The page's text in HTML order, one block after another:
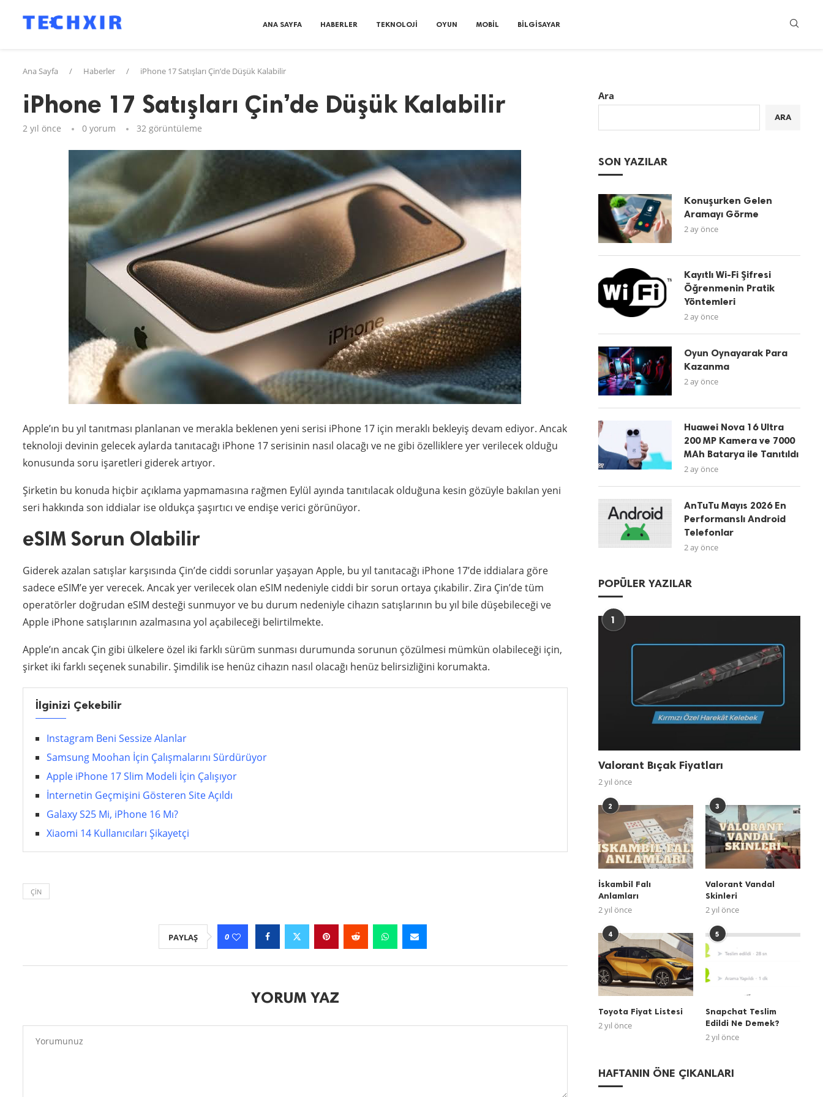
ANA SAYFA HABERLER TEKNOLOJI OYUN MOBIL BILGISAYAR
Ana Sayfa / Haberler / iPhone 17 Satışları Çin’de Düşük Kalabilir
iPhone 17 Satışları Çin’de Düşük Kalabilir
2 yıl önce 0 yorum 32 görüntüleme
Apple’ın bu yıl tanıtması planlanan ve merakla beklenen yeni serisi iPhone 17 için meraklı bekleyiş devam ediyor. Ancak
teknoloji devinin gelecek aylarda tanıtacağı iPhone 17 serisinin nasıl olacağı ve ne gibi özelliklere yer verilecek olduğu
konusunda soru işaretleri giderek artıyor.
Şirketin bu konuda hiçbir açıklama yapmamasına rağmen Eylül ayında tanıtılacak olduğuna kesin gözüyle bakılan yeni
seri hakkında son iddialar ise oldukça şaşırtıcı ve endişe verici görünüyor.
eSIM Sorun Olabilir
Giderek azalan satışlar karşısında Çin’de ciddi sorunlar yaşayan Apple, bu yıl tanıtacağı iPhone 17’de iddialara göre
sadece eSIM’e yer verecek. Ancak yer verilecek olan eSIM nedeniyle ciddi bir sorun ortaya çıkabilir. Zira Çin’de tüm
operatörler doğrudan eSIM desteği sunmuyor ve bu durum nedeniyle cihazın satışlarının bu yıl bile düşebileceği ve
Apple iPhone satışlarının azalmasına yol açabileceği belirtilmekte.
Apple’ın ancak Çin gibi ülkelere özel iki farklı sürüm sunması durumunda sorunun çözülmesi mümkün olabileceği için,
şirket iki farklı seçenek sunabilir. Şimdilik ise henüz cihazın nasıl olacağı henüz belirsizliğini korumakta.
İlginizi Çekebilir
Instagram Beni Sessize Alanlar
Samsung Moohan İçin Çalışmalarını Sürdürüyor
Apple iPhone 17 Slim Modeli İçin Çalışıyor
İnternetin Geçmişini Gösteren Site Açıldı
Galaxy S25 Mi, iPhone 16 Mı?
Xiaomi 14 Kullanıcıları Şikayetçi
ÇIN
PAYLAŞ 0
YORUM YAZ
Ara
ARA
SON YAZILAR
Konuşurken Gelen
Aramayı Görme
2 ay önce
Kayıtlı Wi-Fi Şifresi
Öğrenmenin Pratik
Yöntemleri
2 ay önce
Oyun Oynayarak Para
Kazanma
2 ay önce
Huawei Nova 16 Ultra
200 MP Kamera ve 7000
MAh Batarya ile Tanıtıldı
2 ay önce
AnTuTu Mayıs 2026 En
Performanslı Android
Telefonlar
2 ay önce
POPÜLER YAZILAR
1
Valorant Bıçak Fiyatları
2 yıl önce
2
İskambil Falı
Anlamları
2 yıl önce
3
Valorant Vandal
Skinleri
2 yıl önce
4
Toyota Fiyat Listesi
2 yıl önce
5
Snapchat Teslim
Edildi Ne Demek?
2 yıl önce
HAFTANIN ÖNE ÇIKANLARI